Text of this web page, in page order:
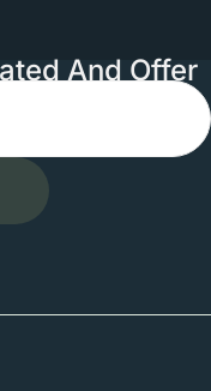
And Offer